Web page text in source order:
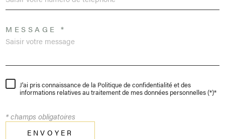
MESSAGE *
J'ai pris connaissance de la Politique de confidentialité et des
informations relatives au traitement de mes données personnelles (*)*
* champs obligatoires
ENVOYER